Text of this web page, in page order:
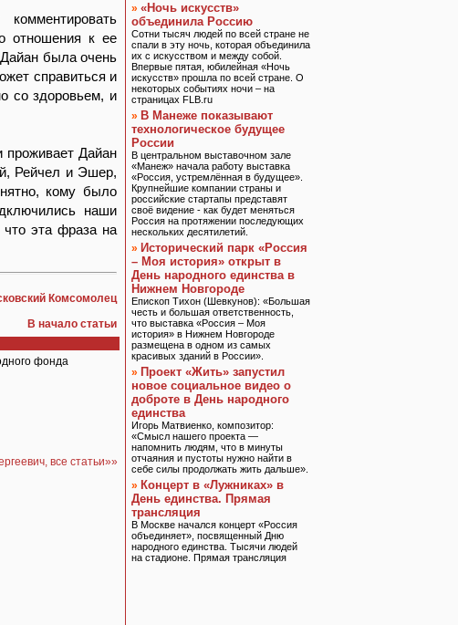
отношения к ее
была очень
справиться и
со здоровьем, и
проживает Дайан
Рейчел и Эшер,
кому было
наши
эта фраза на
Комсомолец
В начало статьи
фонда
все статьи»»
» «Ночь искусств»
объединила Россию
Сотни тысяч людей по всей стране не
спали в эту ночь, которая объединила
их с искусством и между собой.
Впервые пятая, юбилейная «Ночь
искусств» прошла по всей стране. О
некоторых событиях ночи – на
страницах FLB.ru
» В Манеже показывают
технологическое будущее
России
В центральном выставочном зале
«Манеж» начала работу выставка
«Россия, устремлённая в будущее».
Крупнейшие компании страны и
российские стартапы представят
своё видение - как будет меняться
Россия на протяжении последующих
нескольких десятилетий.
» Исторический парк «Россия
– Моя история» открыт в
День народного единства в
Нижнем Новгороде
Епископ Тихон (Шевкунов): «Большая
честь и большая ответственность,
что выставка «Россия – Моя
история» в Нижнем Новгороде
размещена в одном из самых
красивых зданий в России».
» Проект «Жить» запустил
новое социальное видео о
доброте в День народного
единства
Игорь Матвиенко, композитор:
«Смысл нашего проекта —
напомнить людям, что в минуты
отчаяния и пустоты нужно найти в
себе силы продолжать жить дальше».
» Концерт в «Лужниках» в
День единства. Прямая
трансляция
В Москве начался концерт «Россия
объединяет», посвященный Дню
народного единства. Тысячи людей
на стадионе. Прямая трансляция